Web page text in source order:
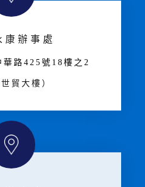
康辦事處
華路425號18樓之2
世貿大樓）